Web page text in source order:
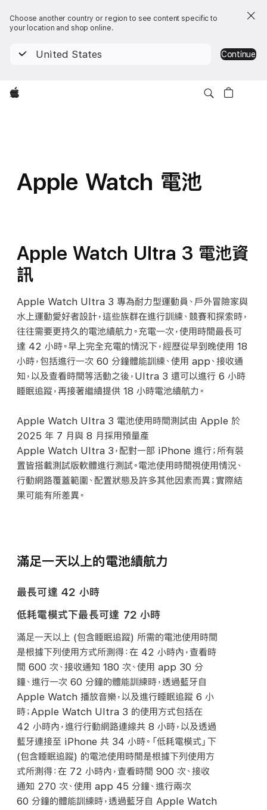
Choose another country or region to see content specific to
your location and shop online.
United States Continue
Apple
Apple Watch 電池
Apple Watch Ultra 3 電池資
訊
Apple Watch Ultra 3 專為耐力型運動員、戶外冒險家與
水上運動愛好者設計，這些族群在進行訓練、競賽和探索時，
往往需要更持久的電池續航力。充電一次，使用時間最長可
達 42 小時。早上完全充電的情況下，經歷從早到晚使用 18
小時，包括進行一次 60 分鐘體能訓練、使用 app、接收通
知，以及查看時間等活動之後，Ultra 3 還可以進行 6 小時
睡眠追蹤，再接著繼續提供 18 小時電池續航力。
Apple Watch Ultra 3 電池使用時間測試由 Apple 於
2025 年 7 月與 8 月採用預量產
Apple Watch Ultra 3，配對一部 iPhone 進行；所有裝
置皆搭載測試版軟體進行測試。電池使用時間視使用情況、
行動網路覆蓋範圍、配置狀態及許多其他因素而異；實際結
果可能有所差異。
滿足一天以上的電池續航力
最長可達 42 小時
低耗電模式下最長可達 72 小時
滿足一天以上 (包含睡眠追蹤) 所需的電池使用時間
是根據下列使用方式所測得：在 42 小時內，查看時
間 600 次、接收通知 180 次、使用 app 30 分
鐘、進行一次 60 分鐘的體能訓練時，透過藍牙自
Apple Watch 播放音樂，以及進行睡眠追蹤 6 小
時；Apple Watch Ultra 3 的使用方式包括在
42 小時內，進行行動網路連線共 8 小時，以及透過
藍牙連接至 iPhone 共 34 小時。「低耗電模式」下
(包含睡眠追蹤) 的電池使用時間是根據下列使用方
式所測得：在 72 小時內，查看時間 900 次、接收
通知 270 次、使用 app 45 分鐘、進行兩次
60 分鐘的體能訓練時，透過藍牙自 Apple Watch